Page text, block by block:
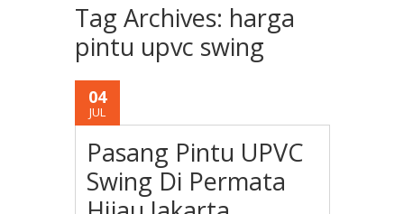
Tag Archives: harga
pintu upvc swing
04
JUL
Pasang Pintu UPVC
Swing Di Permata